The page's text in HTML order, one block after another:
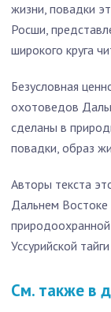
жизни, повадки
Росши,
широкого круга
Безусловная
охотоведов
сделаны в
повадки, образ
Авторы текста
Дальнем
Уссурийской
См. также в